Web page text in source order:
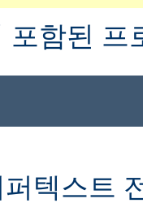
포함된 프
텍스트